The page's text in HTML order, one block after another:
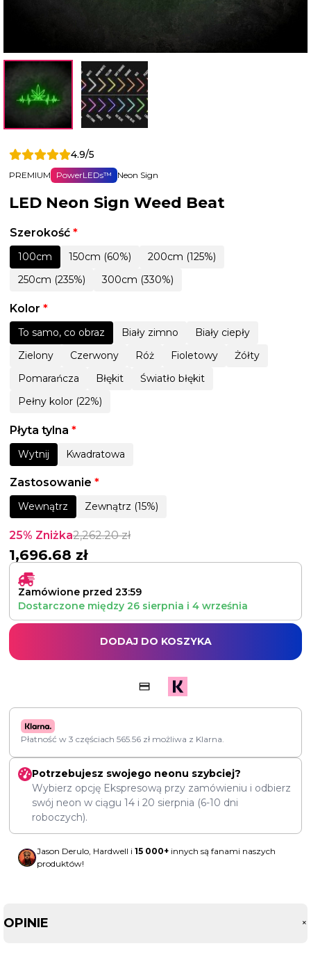
4.9/5
PREMIUM PowerLEDs™ Neon Sign
LED Neon Sign Weed Beat
Szerokość *
100cm 150cm (60%)
200cm (125%)
250cm (235%)
300cm (330%)
Kolor *
To samo, co obraz Biały zimno
Biały ciepły
Zielony
Czerwony Róż Fioletowy
Żółty
Pomarańcza
Błękit
Światło błękit
Pełny kolor (22%)
Płyta tylna *
Wytnij Kwadratowa
Zastosowanie *
Wewnątrz Zewnątrz (15%)
25% Zniżka2,262.20zł
1,696.68 zł
Zamówione przed 23:59
Dostarczone między 26 sierpnia i 4 września
DODAJ DO KOSZYKA
Płatność w 3 częściach 565.56 zł możliwa z Klarna.
Potrzebujesz swojego neonu szybciej?
Wybierz opcję Ekspresową przy zamówieniu i odbierz
swój neon w ciągu 14 i 20 sierpnia (6-10 dni
roboczych).
Jason Derulo, Hardwell i 15 000+ innych są fanami naszych
produktów!
OPINIE +